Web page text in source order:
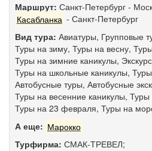
Маршрут: Санкт-Петербург -
Касабланка - Санкт-Петербург
Вид тура: Авиатуры, Групповые
Туры на зиму, Туры на весну,
Туры на зимние каникулы,
Туры на школьные каникулы,
Автобусные туры, Автобусные
Туры на весенние каникулы, Туры
Туры на 23 февраля, Туры на
А еще: Марокко
Турфирма: СМАК-ТРЕВЕЛ;